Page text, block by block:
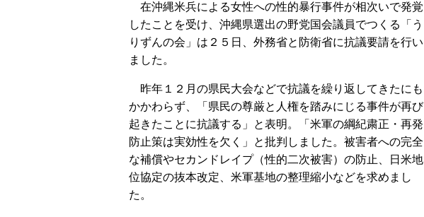
在沖縄米兵による女性への性的暴行事件が相次いで発覚
したことを受け、沖縄県選出の野党国会議員でつくる「う
りずんの会」は２５日、外務省と防衛省に抗議要請を行い
ました。
昨年１２月の県民大会などで抗議を繰り返してきたにも
かかわらず、「県民の尊厳と人権を踏みにじる事件が再び
起きたことに抗議する」と表明。「米軍の綱紀粛正・再発
防止策は実効性を欠く」と批判しました。被害者への完全
な補償やセカンドレイプ（性的二次被害）の防止、日米地
位協定の抜本改定、米軍基地の整理縮小などを求めまし
た。